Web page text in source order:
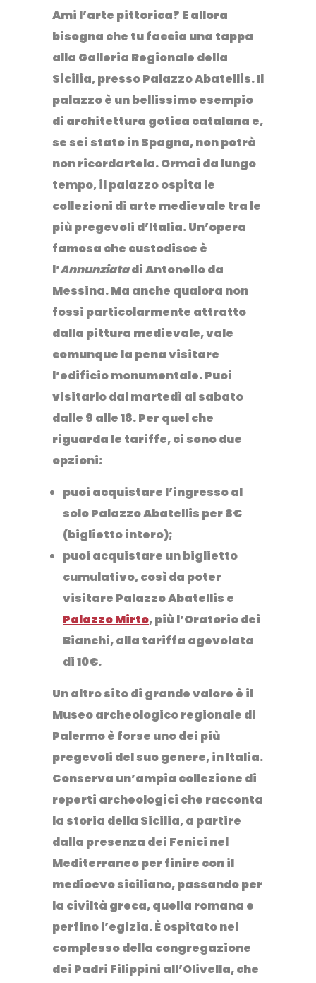
Ami l’arte pittorica? E allora
bisogna che tu faccia una tappa
alla Galleria Regionale della
Sicilia, presso Palazzo Abatellis.Il
palazzo è un bellissimo esempio
di architettura gotica catalana e,
se sei stato in Spagna, non potrà
non ricordartela.Ormai da lungo
tempo, il palazzo ospita le
collezioni di arte medievale tra le
più pregevoli d’Italia. Un’opera
famosa che custodisce è
l’Annunziatadi Antonello da
Messina. Ma anche qualora non
fossi particolarmente attratto
dalla pittura medievale, vale
comunque la pena visitare
l’edificio monumentale.Puoi
visitarlo dal martedì al sabato
dalle 9 alle 18.Per quel che
riguarda le tariffe, ci sono due
opzioni:
puoi acquistare l’ingresso al
solo Palazzo Abatellis per 8€
(biglietto intero);
puoi acquistare un biglietto
cumulativo, così da poter
visitare Palazzo Abatellis e
Palazzo Mirto, più l’Oratorio dei
Bianchi, alla tariffa agevolata
di 10€.
Un altro sito di grande valore è il
Museo archeologico regionale di
Palermoè forse uno dei più
pregevoli del suo genere, in Italia.
Conserva un’ampia collezione di
reperti archeologici che racconta
la storia della Sicilia, a partire
dalla presenza dei Fenici nel
Mediterraneo per finire con il
medioevo siciliano, passando per
la civiltà greca, quella romana e
perfino l’egizia. È ospitato nel
complesso della congregazione
dei Padri Filippini all’Olivella, che